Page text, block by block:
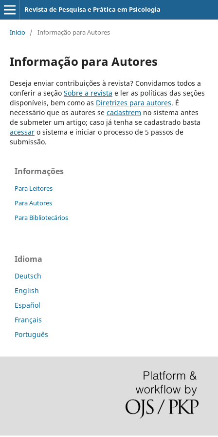
Revista de Pesquisa e Prática em Psicologia
Início / Informação para Autores
Informação para Autores
Deseja enviar contribuições à revista? Convidamos todos a
conferir a seção Sobre a revista e ler as políticas das seções
disponíveis, bem como as Diretrizes para autores. É
necessário que os autores se cadastrem no sistema antes
de submeter um artigo; caso já tenha se cadastrado basta
acessaro sistema e iniciar o processo de 5 passos de
submissão.
Informações
Para Leitores
Para Autores
Para Bibliotecários
Idioma
Deutsch
English
Español
Français
Português